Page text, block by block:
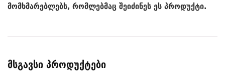
მომხმარებლებს, რომლებმაც შეიძინეს ეს პროდუქტი.
მსგავსი პროდუქტები